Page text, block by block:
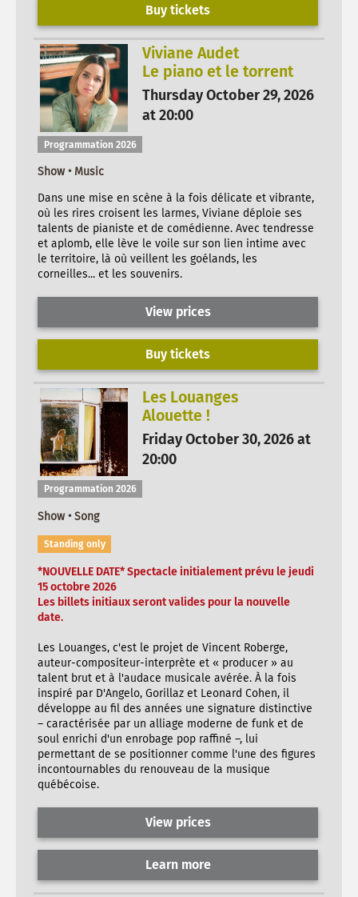
Buy tickets
Viviane Audet
Le piano et le torrent
Thursday October 29, 2026
at 20:00
Programmation 2026
Show • Music
Dans une mise en scène à la fois délicate et vibrante,
où les rires croisent les larmes, Viviane déploie ses
talents de pianiste et de comédienne. Avec tendresse
et aplomb, elle lève le voile sur son lien intime avec
le territoire, là où veillent les goélands, les
corneilles... et les souvenirs.
View prices
Buy tickets
Les Louanges
Alouette !
Friday October 30, 2026 at
20:00
Programmation 2026
Show • Song
Standing only
*NOUVELLE DATE* Spectacle initialement prévu le jeudi
15 octobre 2026
Les billets initiaux seront valides pour la nouvelle
date.
Les Louanges, c'est le projet de Vincent Roberge,
auteur-compositeur-interprète et « producer » au
talent brut et à l'audace musicale avérée. À la fois
inspiré par D'Angelo, Gorillaz et Leonard Cohen, il
développe au fil des années une signature distinctive
– caractérisée par un alliage moderne de funk et de
soul enrichi d'un enrobage pop raffiné –, lui
permettant de se positionner comme l'une des figures
incontournables du renouveau de la musique
québécoise.
View prices
Learn more